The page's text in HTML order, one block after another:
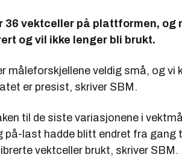
36 vektceller på plattformen, og
og vil ikke lenger bli brukt.
måleforskjellene veldig små, og
er presist, skriver SBM.
til de siste variasjonene i
på-last hadde blitt endret fra gang
vektceller brukt, skriver SBM.